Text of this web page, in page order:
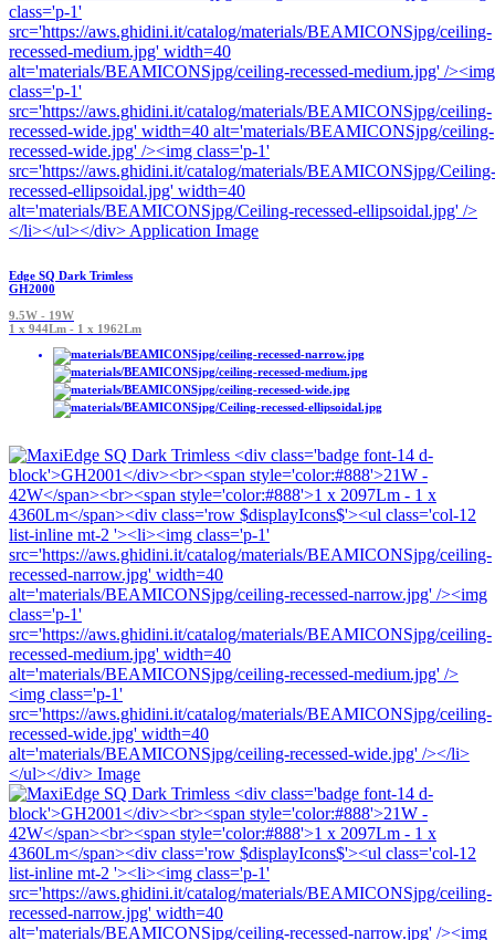
Edge SQ Dark Trimless
GH2000
9.5W - 19W
1 x 944Lm - 1 x 1962Lm